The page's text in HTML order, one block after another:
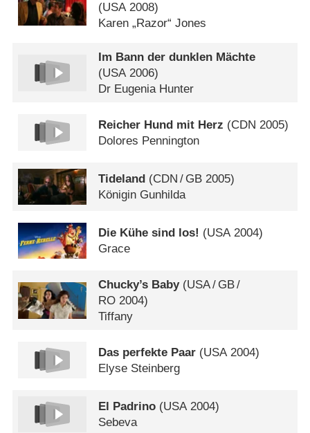
(USA2008)
Karen „Razor“ Jones
Im Bann der dunklen Mächte
(USA2006)
Dr Eugenia Hunter
Reicher Hund mit Herz (CDN 2005)
Dolores Pennington
Tideland (CDN / GB 2005)
Königin Gunhilda
Die Kühe sind los! (USA2004)
Grace
Chucky’s Baby(USA/ GB/
RO 2004)
Tiffany
Das perfekte Paar (USA 2004)
Elyse Steinberg
El Padrino (USA2004)
Sebeva